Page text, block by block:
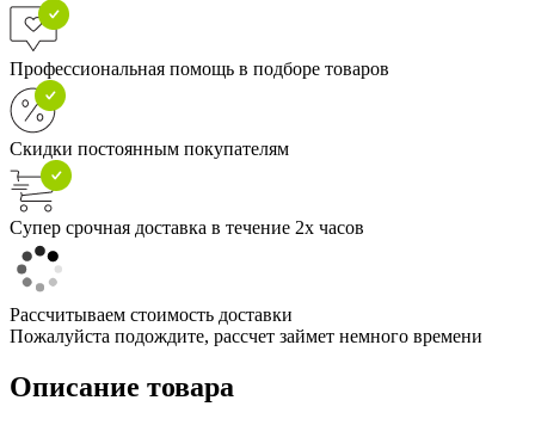
Профессиональная помощь в подборе товаров
Скидки постоянным покупателям
Супер срочная доставка в течение 2х часов
Рассчитываем стоимость доставки
Пожалуйста подождите, рассчет займет немного времени
Описание товара